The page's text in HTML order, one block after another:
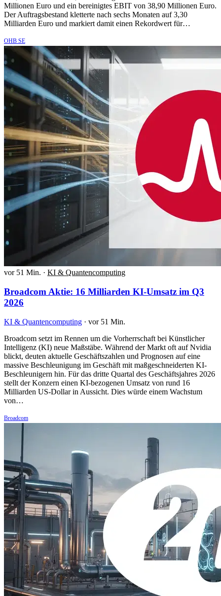
Millionen Euro und ein bereinigtes EBIT von 38,90 Millionen Euro.
Der Auftragsbestand kletterte nach sechs Monaten auf 3,30
Milliarden Euro und markiert damit einen Rekordwert für…
OHB SE
vor 51 Min. · KI & Quantencomputing
Broadcom Aktie: 16 Milliarden KI-Umsatz im Q3
2026
KI & Quantencomputing · vor 51 Min.
Broadcom setzt im Rennen um die Vorherrschaft bei Künstlicher
Intelligenz (KI) neue Maßstäbe. Während der Markt oft auf Nvidia
blickt, deuten aktuelle Geschäftszahlen und Prognosen auf eine
massive Beschleunigung im Geschäft mit maßgeschneiderten KI-
Beschleunigern hin. Für das dritte Quartal des Geschäftsjahres 2026
stellt der Konzern einen KI-bezogenen Umsatz von rund 16
Milliarden US-Dollar in Aussicht. Dies würde einem Wachstum
von…
Broadcom